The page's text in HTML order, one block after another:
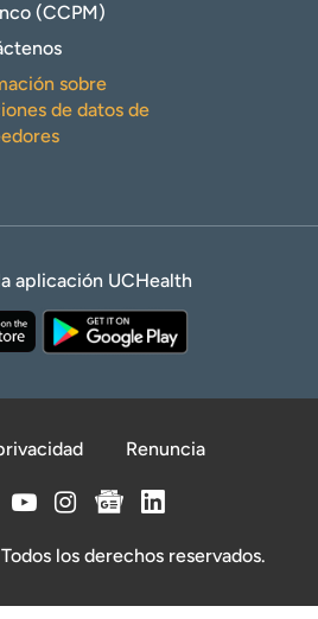
(CCPM)
sobre
de datos de
aplicación UCHealth
Renuncia
los derechos reservados.